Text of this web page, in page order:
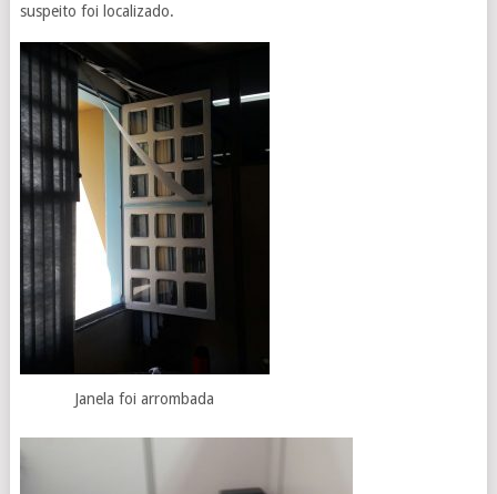
suspeito foi localizado.
Janela foi arrombada